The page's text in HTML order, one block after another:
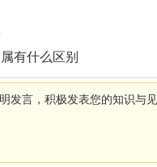
有什么区别
发言，积极发表您的知识与